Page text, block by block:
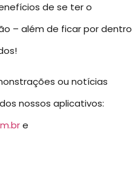
de se ter o
– além de ficar por dentro
ou notícias
nossos aplicativos:
e